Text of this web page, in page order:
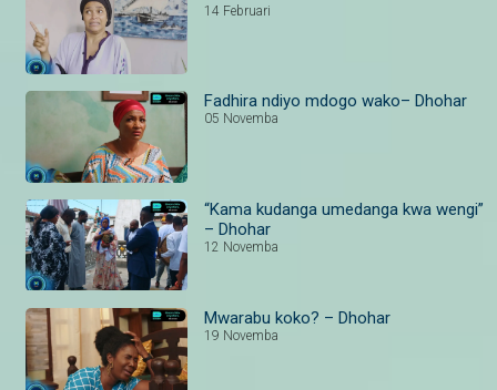
14 Februari
Fadhira ndiyo mdogo wako– Dhohar
05 Novemba
“Kama kudanga umedanga kwa wengi”
– Dhohar
12 Novemba
Mwarabu koko? – Dhohar
19 Novemba